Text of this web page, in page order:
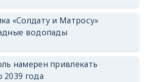
«Солдату и Матросу»
водопады
намерен привлекать
2039 года